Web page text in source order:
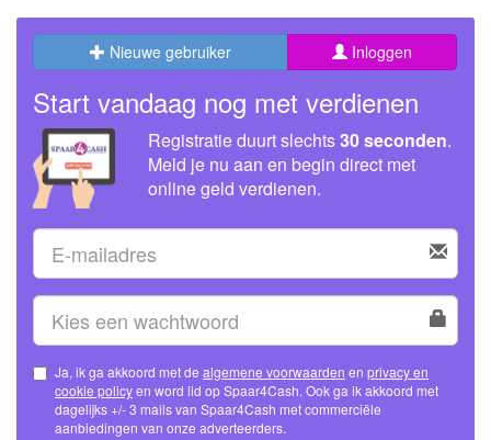
Nieuwe gebruiker Inloggen
Start vandaag nog met verdienen
Registratie duurt slechts30 seconden.
Meld je nu aan en begin direct met
online geld verdienen.
Ja, ik ga akkoord met de algemene voorwaarden en privacy en
cookie policy
dagelijks +/- 3 mails van Spaar4Cash met commerciële
aanbiedingen van onze adverteerders.